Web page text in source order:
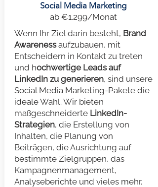
Social Media Marketing
ab €1.299/Monat
Wenn Ihr Ziel darin besteht, Brand
Awarenessaufzubauen, mit
Entscheidern in Kontakt zu treten
und hochwertige Leads auf
LinkedIn zu generieren, sind unsere
Social Media Marketing-Pakete die
ideale Wahl. Wir bieten
maßgeschneiderte LinkedIn-
Strategien, die Erstellung von
Inhalten, die Planung von
Beiträgen, die Ausrichtung auf
bestimmte Zielgruppen, das
Kampagnenmanagement,
Analyseberichte und vieles mehr,